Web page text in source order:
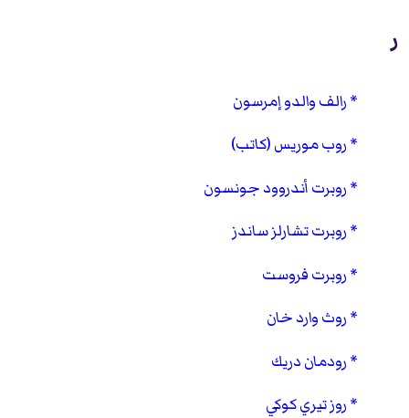
ر
رالف والدو إمرسون
روب موريس (كاتب)
روبرت أندروود جونسون
روبرت تشارلز ساندز
روبرت فروست
روث وارد خان
رودمان دريك
روز تيري كوكي